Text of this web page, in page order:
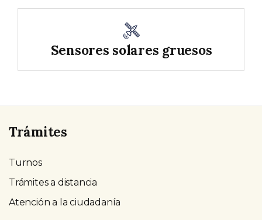
Sensores solares gruesos
Trámites
Turnos
Trámites a distancia
Atención a la ciudadanía